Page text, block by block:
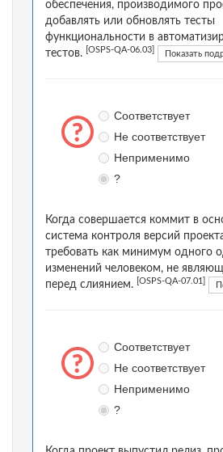
обеспечения, производимого
добавлять или обновлять тесты
функциональности в
тестов.
[OSPS-QA-06.03] Показать
Соответствует
Не соответствует
Неприменимо
?
Когда совершается коммит в
система контроля версий
требовать как минимум одного
изменений человеком, не
перед слиянием.
[OSPS-QA-07.01]
Соответствует
Не соответствует
Неприменимо
?